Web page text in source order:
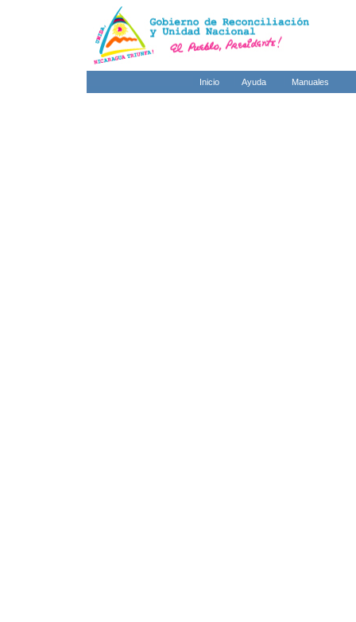
Inicio Ayuda Manuales